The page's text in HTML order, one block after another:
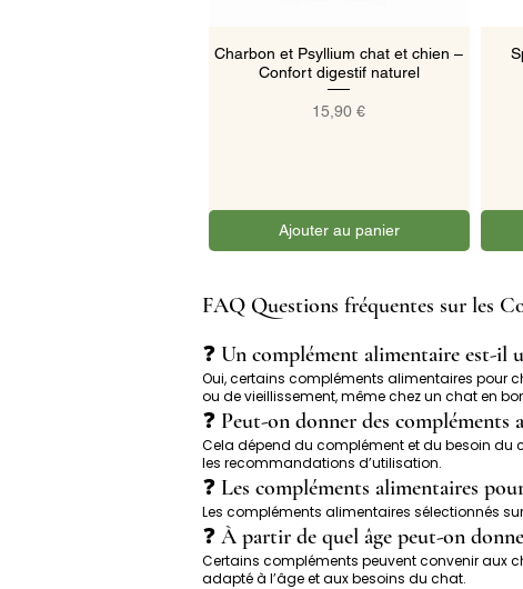
Aperçu rapide
Charbon et Psyllium chat et chien –
Confort digestif naturel
Prix
15,90 €
Ajouter au panier
FAQ Questions fréquentes sur les
❓ Un complément alimentaire est-il
Oui, certains compléments alimentaires pour
ou de vieillissement, même chez un chat en
❓ Peut-on donner des
Cela dépend du complément et du besoin du
les recommandations d’utilisation.
❓ Les compléments alimentaires
Les compléments alimentaires sélectionnés
❓ À partir de quel âge peut-on
Certains compléments peuvent convenir aux
adapté à l’âge et aux besoins du chat.